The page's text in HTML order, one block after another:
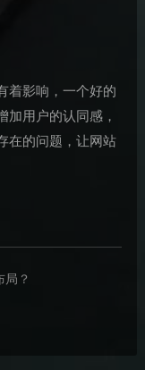
着影响，一个好的
加用户的认同感，
在的问题，让网站
？